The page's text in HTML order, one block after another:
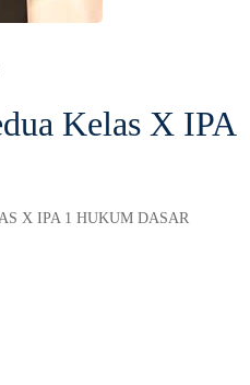
Kelas X IPA
X IPA 1 HUKUM DASAR